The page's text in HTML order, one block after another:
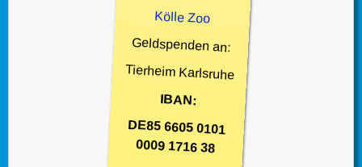
Kölle Zoo
Geldspenden an:
Tierheim Karlsruhe
IBAN:
DE85 6605 0101
0009 1716 38